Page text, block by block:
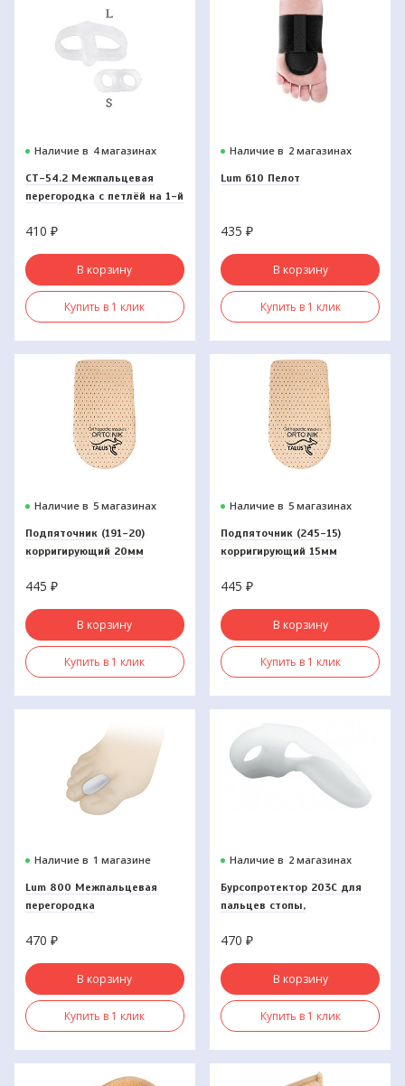
Наличие в 4 магазинах
СТ-54.2 Межпальцевая
перегородка с петлёй на 1-й
410 ₽
В корзину
Купить в 1 клик
Наличие в 2 магазинах
Lum 610 Пелот
435₽
В корзину
Купить в 1 клик
Наличие в 5 магазинах
Подпяточник (191-20)
корригирующий 20мм
445 ₽
В корзину
Купить в 1 клик
Наличие в 5 магазинах
Подпяточник (245-15)
корригирующий 15мм
445₽
В корзину
Купить в 1 клик
Наличие в 1 магазине
Lum 800 Межпальцевая
перегородка
470 ₽
В корзину
Купить в 1 клик
Наличие в 2 магазинах
Бурсопротектор 203С для
пальцев стопы,
470₽
В корзину
Купить в 1 клик